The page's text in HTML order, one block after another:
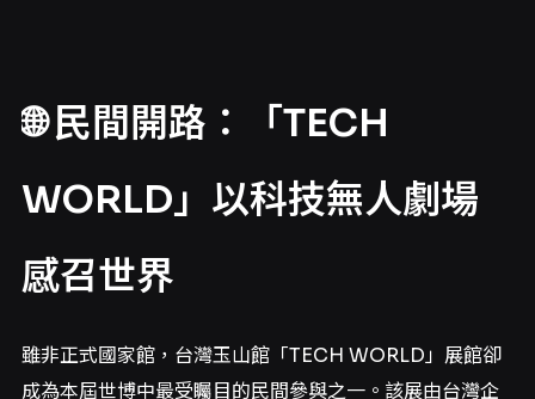
🌐 民間開路：「TECH
WORLD」以科技無人劇場
感召世界
雖非正式國家館，台灣玉山館「TECH WORLD」展館卻
成為本屆世博中最受矚目的民間參與之一。該展由台灣企